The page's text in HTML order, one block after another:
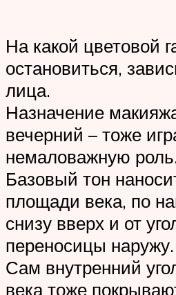
На какой цветовой
остановиться,
лица.
Назначение
вечерний – тоже
немаловажную
Базовый тон
площади века, по
снизу вверх и от
переносицы наружу.
Сам внутренний
века тоже